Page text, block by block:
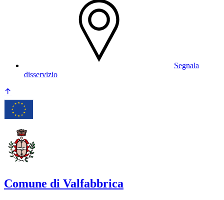
Segnala
disservizio
Comune di Valfabbrica